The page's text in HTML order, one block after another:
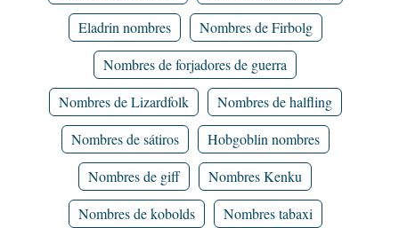
Eladrin nombres
Nombres de Firbolg
Nombres de forjadores de guerra
Nombres de Lizardfolk
Nombres de halfling
Nombres de sátiros
Hobgoblin nombres
Nombres de giff
Nombres Kenku
Nombres de kobolds
Nombres tabaxi